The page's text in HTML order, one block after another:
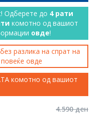
Одберете до 4 рати
комотно од вашиот
овде!
разлика на спрат на
овде
комотно од вашиот
4.590 ден